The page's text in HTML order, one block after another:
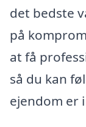
det bedste
på
at få
så du kan
ejendom er